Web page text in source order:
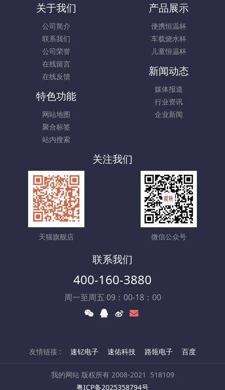
关于我们
公司简介
联系我们
公司荣誉
在线留言
在线反馈
产品展示
便携恒温杯
车载烧水杯
儿童恒温杯
新闻动态
媒体报道
行业资讯
企业新闻
特色功能
网站地图
聚合标签
站内搜索
关注我们
天猫旗舰店 微信公众号
联系我们
400-160-3880
周一至周五 09：00-18：00
友情链接 : 速钇电子 速佑科技 路瓴电子 百度
我的网站 版权所有 2008-2021
518109
粤ICP备2025358794号